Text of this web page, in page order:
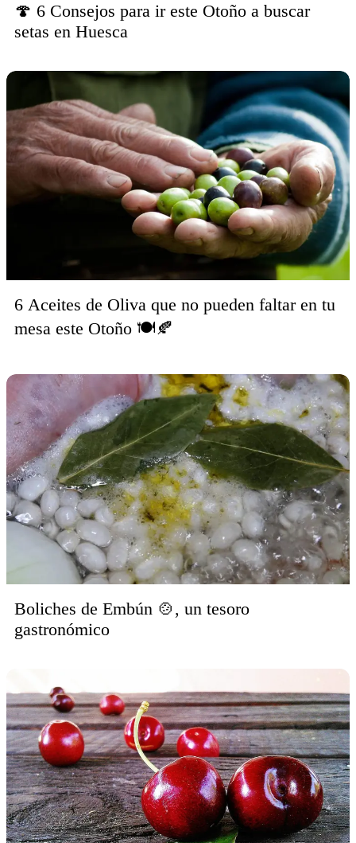
🍄 6 Consejos para ir este Otoño a buscar
setas en Huesca
6 Aceites de Oliva que no pueden faltar en tu
mesa este Otoño 🍽🍂
Boliches de Embún 🍲, un tesoro
gastronómico